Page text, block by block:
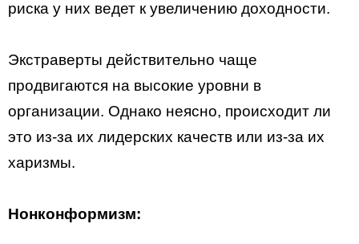
риска у них ведет к увеличению доходности.
Экстраверты действительно чаще
продвигаются на высокие уровни в
организации. Однако неясно, происходит ли
это из-за их лидерских качеств или из-за их
харизмы.
Нонконформизм: